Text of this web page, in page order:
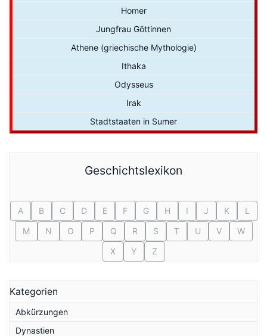
Homer
Jungfrau Göttinnen
Athene (griechische Mythologie)
Ithaka
Odysseus
Irak
Stadtstaaten in Sumer
Geschichtslexikon
A B C D E F G H I J K
L
M
N O P Q R S T U V
W
X
Y Z
Kategorien
Abkürzungen
Dynastien